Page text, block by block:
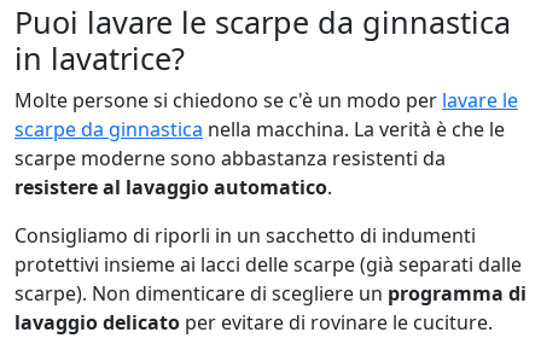
Puoi lavare le scarpe da ginnastica
in lavatrice?
Molte persone si chiedono se c'è un modo per lavare le
scarpe da ginnastica nella macchina. La verità è che le
scarpe moderne sono abbastanza resistenti da
resistere al lavaggio automatico.
Consigliamo di riporli in un sacchetto di indumenti
protettivi insieme ai lacci delle scarpe (già separati dalle
scarpe). Non dimenticare di scegliere un programma di
lavaggio delicato per evitare di rovinare le cuciture.